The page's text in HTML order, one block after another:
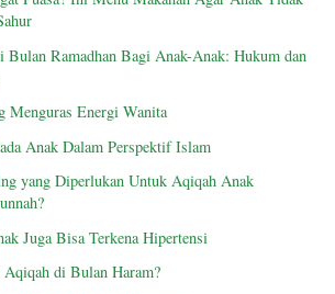
Bulan Ramadhan Bagi Anak-Anak: Hukum dan
Energi Wanita
Anak Dalam Perspektif Islam
yang Diperlukan Untuk Aqiqah Anak
Juga Bisa Terkena Hipertensi
di Bulan Haram?